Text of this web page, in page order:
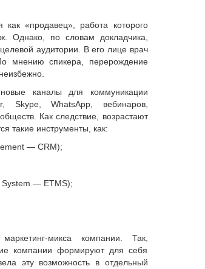
как «продавец», работа которого
Однако, по словам докладчика,
аудитории. В его лице врач
мнению спикера, перерождение
каналы для коммуникации
WhatsApp, вебинаров,
Как следствие, возрастают
такие инструменты, как:
— CRM);
System — ETMS);
микса компании. Так,
компании формируют для себя
эту возможность в отдельный